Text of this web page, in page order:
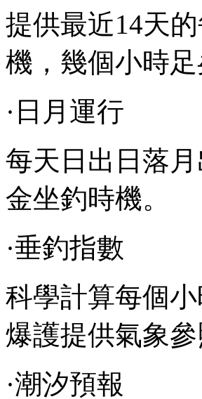
提供最近14天
機，幾個小時足
·日月運行
每天日出日落
金坐釣時機。
·垂釣指數
科學計算每個
爆護提供氣象參
·潮汐預報